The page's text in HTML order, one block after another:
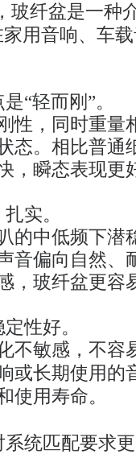
纤盆是一种
用音响、车
“轻而刚”。
性，同时重量
态。相比普通
，瞬态表现更
实。
的中低频下潜
音偏向自然、
，玻纤盆更容
性好。
不敏感，不容
或长期使用的
使用寿命。
统匹配要求